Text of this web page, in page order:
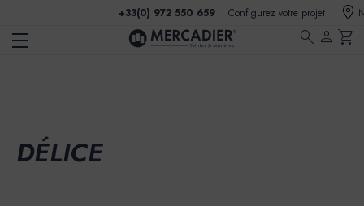
+33(0) 972 550 659 Configurez votre projet
search person shopping_cart
DÉLICE